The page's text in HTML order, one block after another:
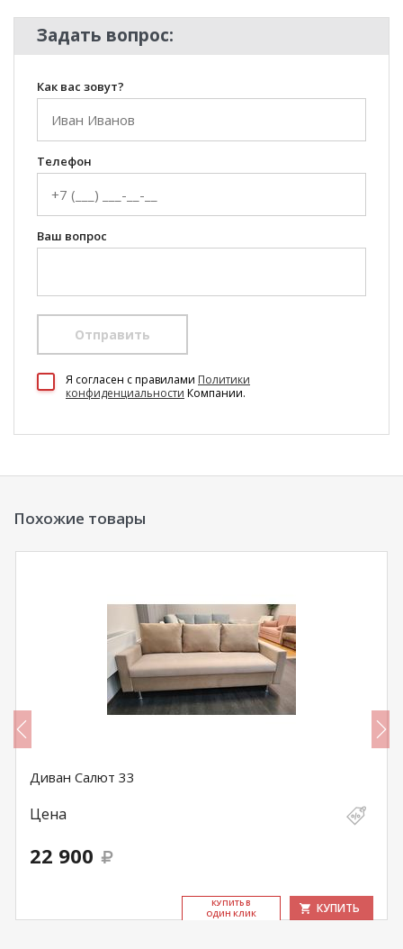
Задать вопрос:
Как вас зовут?
Телефон
Ваш вопрос
Отправить
Я согласен c правилами Политики
конфиденциальности Компании.
Похожие товары
Диван Салют 33
Цена
22 900
КУ­ПИТЬ В
ОДИН КЛИК
КУПИТЬ